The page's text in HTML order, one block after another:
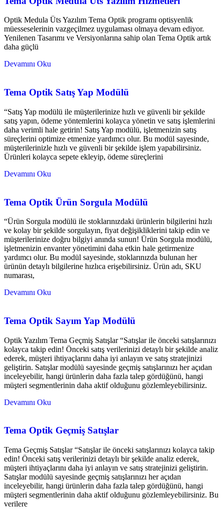
Optik Medula Üts Yazılım Tema Optik programı optisyenlik
müesseselerinin vazgeçilmez uygulaması olmaya devam ediyor.
Yenilenen Tasarımı ve Versiyonlarına sahip olan Tema Optik artık
daha güçlü
Devamını Oku
Tema Optik Satış Yap Modülü
“Satış Yap modülü ile müşterilerinize hızlı ve güvenli bir şekilde
satış yapın, ödeme yöntemlerini kolayca yönetin ve satış işlemlerini
daha verimli hale getirin! Satış Yap modülü, işletmenizin satış
süreçlerini optimize etmenize yardımcı olur. Bu modül sayesinde,
müşterilerinizle hızlı ve güvenli bir şekilde işlem yapabilirsiniz.
Ürünleri kolayca sepete ekleyip, ödeme süreçlerini
Devamını Oku
Tema Optik Ürün Sorgula Modülü
“Ürün Sorgula modülü ile stoklarınızdaki ürünlerin bilgilerini hızlı
ve kolay bir şekilde sorgulayın, fiyat değişikliklerini takip edin ve
müşterilerinize doğru bilgiyi anında sunun! Ürün Sorgula modülü,
işletmenizin envanter yönetimini daha etkin hale getirmenize
yardımcı olur. Bu modül sayesinde, stoklarınızda bulunan her
ürünün detaylı bilgilerine hızlıca erişebilirsiniz. Ürün adı, SKU
numarası,
Devamını Oku
Tema Optik Sayım Yap Modülü
Optik Yazılım Tema Geçmiş Satışlar “Satışlar ile önceki satışlarınızı
kolayca takip edin! Önceki satış verilerinizi detaylı bir şekilde analiz
ederek, müşteri ihtiyaçlarını daha iyi anlayın ve satış stratejinizi
geliştirin. Satışlar modülü sayesinde geçmiş satışlarınızı her açıdan
inceleyebilir, hangi ürünlerin daha fazla talep gördüğünü, hangi
müşteri segmentlerinin daha aktif olduğunu gözlemleyebilirsiniz.
Devamını Oku
Tema Optik Geçmiş Satışlar
Tema Geçmiş Satışlar “Satışlar ile önceki satışlarınızı kolayca takip
edin! Önceki satış verilerinizi detaylı bir şekilde analiz ederek,
müşteri ihtiyaçlarını daha iyi anlayın ve satış stratejinizi geliştirin.
Satışlar modülü sayesinde geçmiş satışlarınızı her açıdan
inceleyebilir, hangi ürünlerin daha fazla talep gördüğünü, hangi
müşteri segmentlerinin daha aktif olduğunu gözlemleyebilirsiniz. Bu
verilere